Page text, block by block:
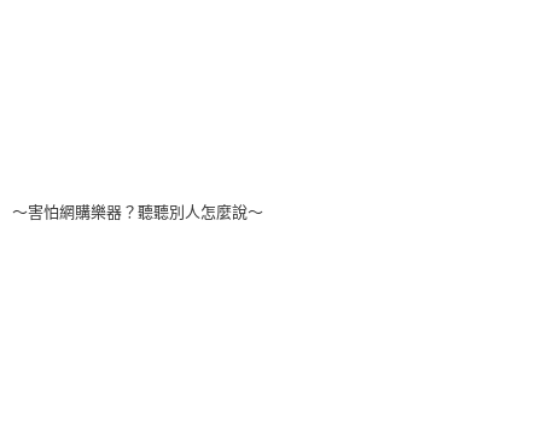
～害怕網購樂器？聽聽別人怎麼說～